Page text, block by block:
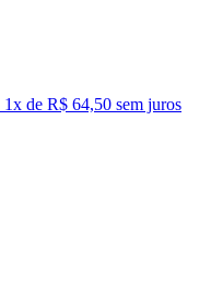
1x de R$ 64,50 sem juros